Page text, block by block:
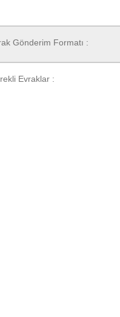
Gönderim Formatı :
Evraklar :